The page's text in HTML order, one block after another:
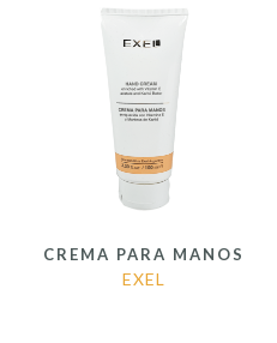
CREMA PARA MANOS
EXEL